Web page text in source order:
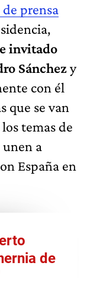
prensa
invitado
Sánchezy
con él
que se van
temas de
a
España en
de